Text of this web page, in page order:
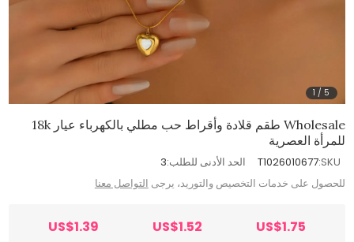
1 / 5
Wholesale طقم قلادة وأقراط حب مطلي بالكهرباء عيار 18k
للمرأة العصرية
SKU:
T1026010677 الحد الأدنى للطلب:3
للحصول على خدمات التخصيص والتوريد، يرجى التواصل معنا
US$1.75
US$1.52
US$1.39